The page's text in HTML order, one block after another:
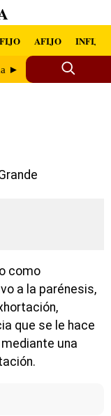
AFIJO INFIJO
►
como
a la parénesis,
que se le hace
una